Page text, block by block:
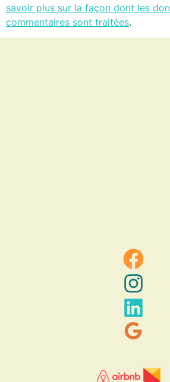
savoir plus sur la façon dont les
commentaires sont traitées.